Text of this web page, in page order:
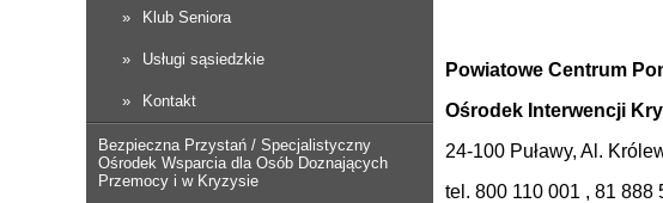
Powiatowe Centrum
Ośrodek Interwencji
24-100 Puławy, Al.
tel. 800 110 001 , 81 888
Klub Seniora
Usługi sąsiedzkie
Kontakt
Bezpieczna Przystań / Specjalistyczny
Ośrodek Wsparcia dla Osób Doznających
Przemocy i w Kryzysie